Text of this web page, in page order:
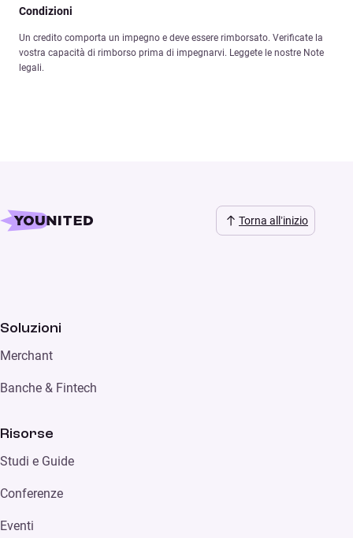
Condizioni
Un credito comporta un impegno e deve essere rimborsato. Verificate la
vostra capacità di rimborso prima di impegnarvi. Leggete le nostre Note
legali.
Torna all’inizio
Soluzioni
Merchant
Banche & Fintech
Risorse
Studi e Guide
Conferenze
Eventi